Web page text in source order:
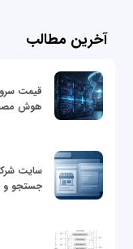
آخرین مطالب
هوش
سایت
جستجو